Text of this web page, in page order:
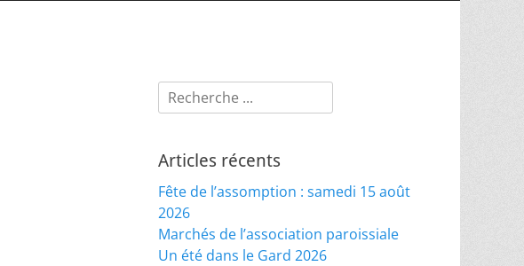
Rechercher :
Articles récents
Fête de l’assomption : samedi 15 août
2026
Marchés de l’association paroissiale
Un été dans le Gard 2026